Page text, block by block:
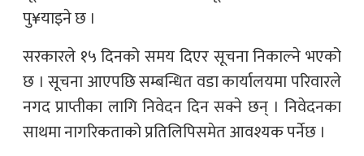
पु¥याइने छ ।
सरकारले १५ दिनको समय दिएर सूचना निकाल्ने भएको
छ । सूचना आएपछि सम्बन्धित वडा कार्यालयमा परिवारले
नगद प्राप्तीका लागि निवेदन दिन सक्ने छन् । निवेदनका
साथमा नागरिकताको प्रतिलिपिसमेत आवश्यक पर्नेछ ।